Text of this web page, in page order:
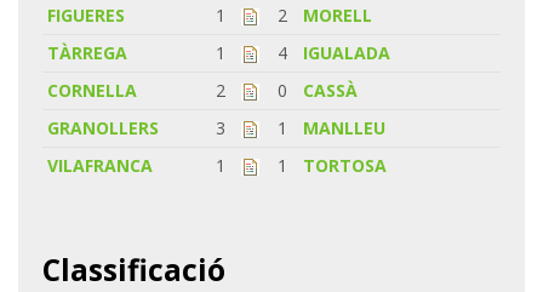
FIGUERES
1 2
MORELL
TÀRREGA
1 4
IGUALADA
CORNELLA
2 0
CASSÀ
GRANOLLERS
3 1
MANLLEU
VILAFRANCA
1 1 TORTOSA
Classificació